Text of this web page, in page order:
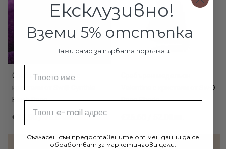
Сребърен пръстен с
кристали от Sw® Cynthia
Blush Rose
€39.90 / 78.04лв.
ДОБАВИ В КОЛИЧКАТА
Valentina с кристали от Sw®
Rose Shade
ДОБАВИ В КОЛИЧКАТА
Ексклузивно!
Вземи 5% отстъпка
Важи само за първата поръчка ↓
Съгласен съм предоставените от мен данни да се
обработват за маркетингови цели.